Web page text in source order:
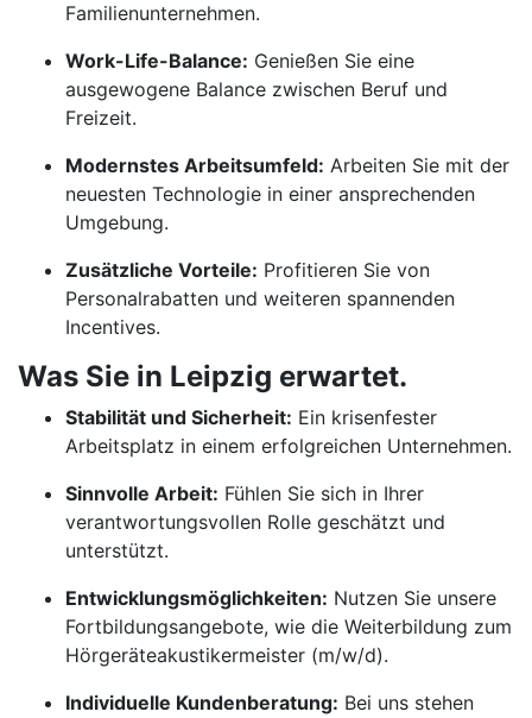
Familienunternehmen.
Work-Life-Balance: Genießen Sie eine
ausgewogene Balance zwischen Beruf und
Freizeit.
Modernstes Arbeitsumfeld: Arbeiten Sie mit der
neuesten Technologie in einer ansprechenden
Umgebung.
Zusätzliche Vorteile: Profitieren Sie von
Personalrabatten und weiteren spannenden
Incentives.
Was Sie in Leipzig erwartet.
Stabilität und Sicherheit: Ein krisenfester
Arbeitsplatz in einem erfolgreichen Unternehmen.
Sinnvolle Arbeit: Fühlen Sie sich in Ihrer
verantwortungsvollen Rolle geschätzt und
unterstützt.
Entwicklungsmöglichkeiten: Nutzen Sie unsere
Fortbildungsangebote, wie die Weiterbildung zum
Hörgeräteakustikermeister (m/w/d).
Individuelle Kundenberatung: Bei uns stehen